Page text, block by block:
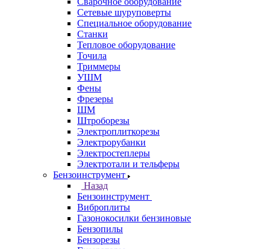
Сетевые шуруповерты
Специальное оборудование
Станки
Тепловое оборудование
Точила
Триммеры
УШМ
Фены
Фрезеры
ШМ
Штроборезы
Электроплиткорезы
Электрорубанки
Электростеплеры
Электротали и тельферы
Бензоинструмент
Назад
Бензоинструмент
Виброплиты
Газонокосилки бензиновые
Бензопилы
Бензорезы